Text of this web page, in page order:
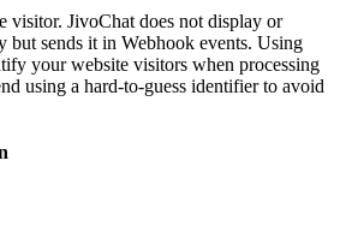
visitor. JivoChat does not display or
but sends it in Webhook events. Using
your website visitors when processing
using a hard-to-guess identifier to avoid